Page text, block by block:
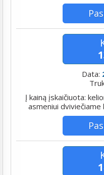
Data:
Į kainą įskaičiuota:
asmeniui